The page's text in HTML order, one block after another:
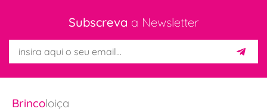
Subscreva a Newsletter
Brincoloiça